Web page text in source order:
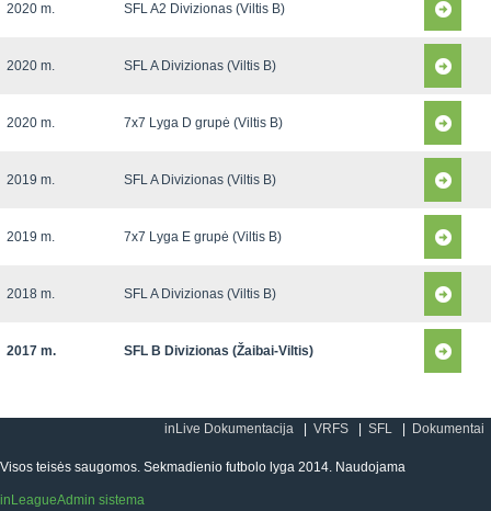
2020 m. SFL A2 Divizionas (Viltis B)
2020 m. SFL A Divizionas (Viltis B)
2020 m. 7x7 Lyga D grupė (Viltis B)
2019 m. SFL A Divizionas (Viltis B)
2019 m. 7x7 Lyga E grupė (Viltis B)
2018 m. SFL A Divizionas (Viltis B)
2017 m. SFL B Divizionas (Žaibai-Viltis)
inLive Dokumentacija VRFS SFL Dokumentai
Visos teisės saugomos. Sekmadienio futbolo lyga 2014. Naudojama
inLeagueAdmin sistema